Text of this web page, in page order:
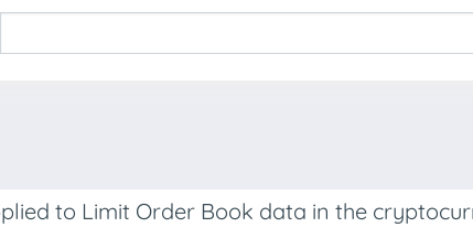
to Limit Order Book data in the